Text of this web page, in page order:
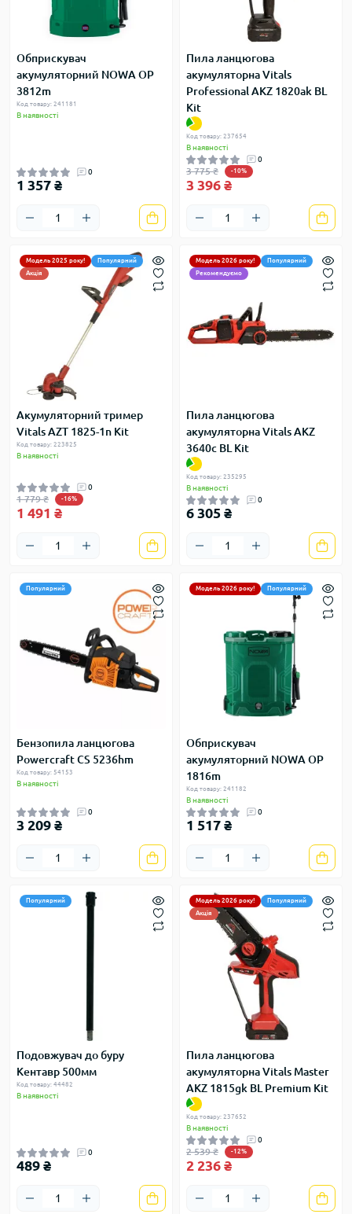
Обприскувач
акумуляторний NOWA OP
3812m
Код товару: 241181
В наявності
0
1 357 ₴
Пила ланцюгова
акумуляторна Vitals
Professional AKZ 1820ak BL
Kit
Код товару: 237654
В наявності
0
3 775 ₴ -10%
3 396 ₴
Модель 2025 року!
Популярний
Акція
Акумуляторний тример
Vitals AZT 1825-1n Kit
Код товару: 223825
В наявності
0
1 779 ₴ -16%
1 491 ₴
Модель 2026 року!
Популярний
Рекомендуємо
Пила ланцюгова
акумуляторна Vitals AKZ
3640c BL Kit
Код товару: 235295
В наявності
0
6 305 ₴
Популярний
Бензопила ланцюгова
Powercraft CS 5236hm
Код товару: 54153
В наявності
0
3 209 ₴
Модель 2026 року! Популярний
Обприскувач
акумуляторний NOWA OP
1816m
Код товару: 241182
В наявності
0
1 517 ₴
Популярний
Подовжувач до буру
Кентавр 500мм
Код товару: 44482
В наявності
0
489 ₴
Модель 2026 року!
Популярний
Акція
Пила ланцюгова
акумуляторна Vitals Master
AKZ 1815gk BL Premium Kit
Код товару: 237652
В наявності
0
2 539 ₴ -12%
2 236 ₴